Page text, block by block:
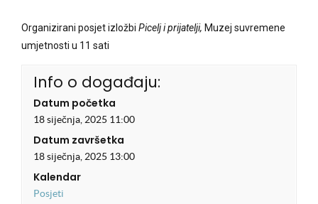
Organizirani posjet izložbi Picelj i prijatelji, Muzej suvremene
umjetnosti u 11 sati
Info o događaju:
Datum početka
18 siječnja, 2025 11:00
Datum završetka
18 siječnja, 2025 13:00
Kalendar
Posjeti